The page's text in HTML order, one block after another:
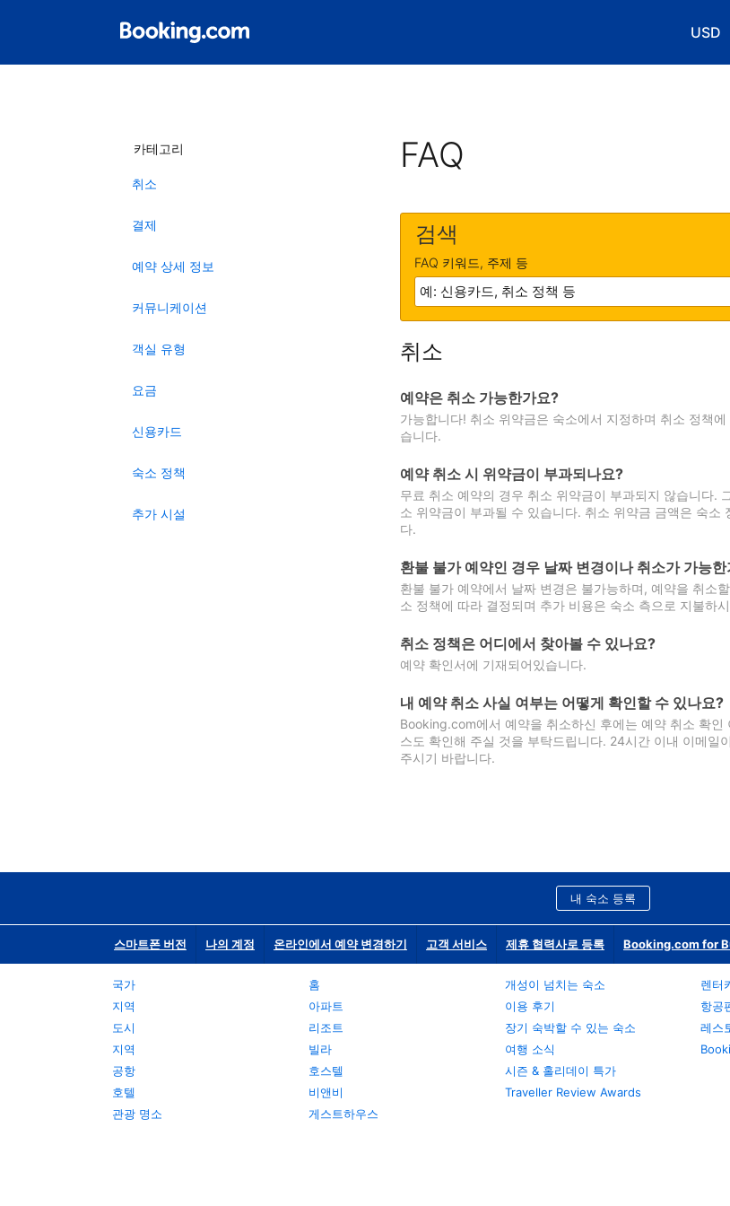
USD
통
카테고리
취소
결제
예약 상세 정보
커뮤니케이션
객실 유형
요금
신용카드
숙소 정책
추가 시설
FAQ
검색
FAQ 키워드, 주제 등
취소
예약은 취소 가능한가요?
가능합니다! 취소 위약금은 숙소에서 지정하며 취소 정책
습니다.
예약 취소 시 위약금이 부과되나요?
무료 취소 예약의 경우 취소 위약금이 부과되지 않습니다.
소 위약금이 부과될 수 있습니다. 취소 위약금 금액은 숙
다.
환불 불가 예약인 경우 날짜 변경이나 취소가 가능
환불 불가 예약에서 날짜 변경은 불가능하며, 예약을 취소
소 정책에 따라 결정되며 추가 비용은 숙소 측으로 지불하
취소 정책은 어디에서 찾아볼 수 있나요?
예약 확인서에 기재되어있습니다.
내 예약 취소 사실 여부는 어떻게 확인할 수 있나요?
Booking.com에서 예약을 취소하신 후에는 예약 취소 확
스도 확인해 주실 것을 부탁드립니다. 24시간 이내 이메일
주시기 바랍니다.
내 숙소 등록
스마트폰 버전 나의 계정 온라인에서 예약 변경하기 고객 서비스 제휴 협력사로 등록 Booking.com for
국가
지역
도시
지역
공항
호텔
관광 명소
홈
아파트
리조트
빌라
호스텔
비앤비
게스트하우스
개성이 넘치는 숙소
이용 후기
장기 숙박할 수 있는 숙소
여행 소식
시즌 & 홀리데이 특가
Traveller Review Awards
렌터
항공
레스